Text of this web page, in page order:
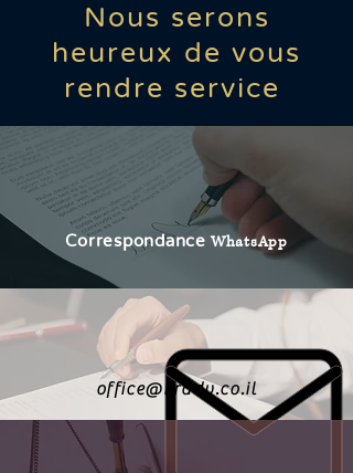
Nous serons
heureux de vous
rendre service
Correspondance WhatsApp
office@kradv.co.il